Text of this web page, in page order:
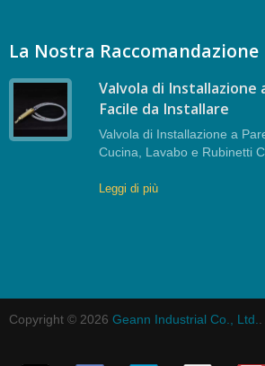
La Nostra Raccomandazione
Valvola di Installazione
Facile da Installare
Valvola di Installazione a
Cucina, Lavabo e Rubinetti
Leggi di più
Copyright © 2026 Geann Industrial Co., Ltd..